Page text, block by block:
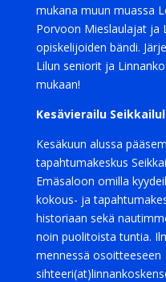
mukana muun muassa
Porvoon Mieslaulajat ja
opiskelijoiden bändi.
Lilun seniorit ja
mukaan!
Kesävierailu
Kesäkuun alussa
tapahtumakeskus
Emäsaloon omilla
kokous- ja
historiaan sekä
noin puolitoista tuntia.
mennessä osoitteeseen